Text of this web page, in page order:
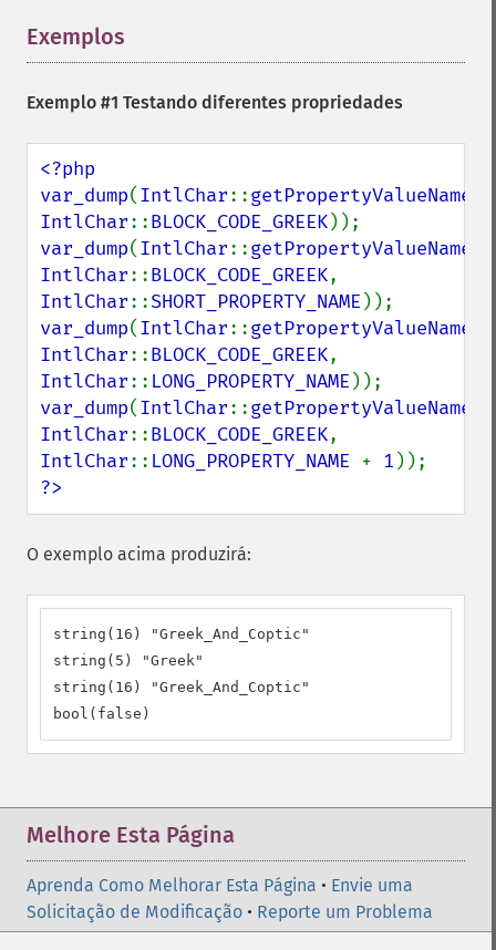
Exemplos
Exemplo #1 Testando diferentes propriedades
<?php
var_dump(IntlChar::getPropertyValueName
IntlChar::BLOCK_CODE_GREEK
var_dump(IntlChar::getPropertyValueName
IntlChar::BLOCK_CODE_GREEK
IntlChar::SHORT_PROPERTY_NAME
var_dump(IntlChar::getPropertyValueName
IntlChar::BLOCK_CODE_GREEK
IntlChar:: LONG_PROPERTY_NAME
var_dump(IntlChar::getPropertyValueName
IntlChar::BLOCK_CODE_GREEK
IntlChar:: LONG_PROPERTY_NAME + 1
?>
O exemplo acima produzirá:
string(16) "Greek_And_Coptic"
string(5) "Greek"
string(16) "Greek_And_Coptic"
bool(false)
Melhore Esta Página
Aprenda Como Melhorar Esta Página • Envie uma
Solicitação de Modificação • Reporte um Problema